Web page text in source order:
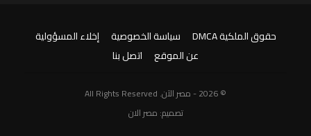
حقوق الملكية DMCA سياسة الخصوصية
إخلاء المسؤولية
عن الموقع
اتصل بنا
© 2026 - مصر الآن. All Rights Reserved
تصميم: مصر الان